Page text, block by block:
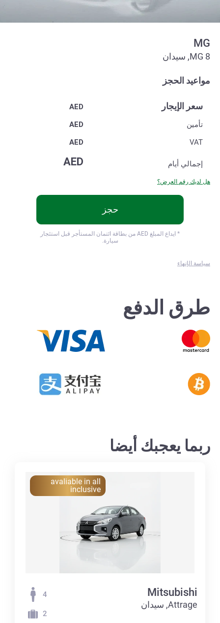
MG
MG 8, سيدان
مواعيد الحجز
سعر الإيجار
AED
تأمين
AED
VAT
AED
إجمالي أيام AED
هل لديك رقم العرض؟
سياسة الإنهاء
حجز
* ايداع المبلغ
AED من بطاقة ائتمان المستأجر قبل استئجار
سيارة.
طرق الدفع
ربما يعجبك أيضا
avaliable in all
inclusive
Mitsubishi
Attrage, سيدان
4
2